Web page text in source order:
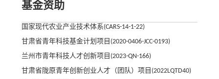
基金资助
国家现代农业产业技术体系(CARS-14-1-22)
甘肃省青年科技基金计划项目(2020-0406-JCC-0193)
兰州市青年科技人才创新项目(2023-QN-166)
甘肃省陇原青年创新创业人才（团队）项目(2022LQTD40)